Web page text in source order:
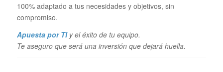
100% adaptado a tus necesidades y objetivos, sin
compromiso.
Apuesta por TI y el éxito de tu equipo.
Te aseguro que será una inversión que dejará huella.